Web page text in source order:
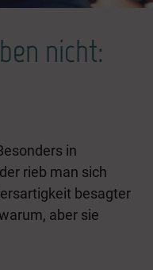
nicht:
in
rieb man sich
besagter
aber sie